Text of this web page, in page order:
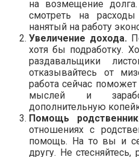
на возмещение
смотреть на
нанятый на работу
Увеличение дохода.
хотя бы подработку.
раздавальщики
отказывайтесь от
работа сейчас
мыслей и
дополнительную
Помощь
отношениях с
помощь. На то вы и
другу. Не